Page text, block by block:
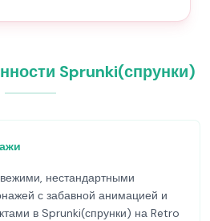
Sprunki(спрунки)
нестандартными
с забавной анимацией и
в Sprunki(спрунки) на Retro